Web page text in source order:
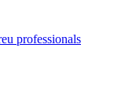
professionals